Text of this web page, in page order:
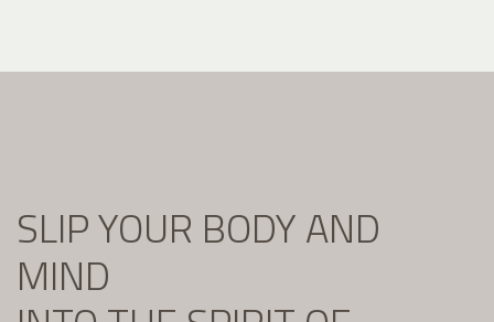
SLIP YOUR BODY AND
MIND